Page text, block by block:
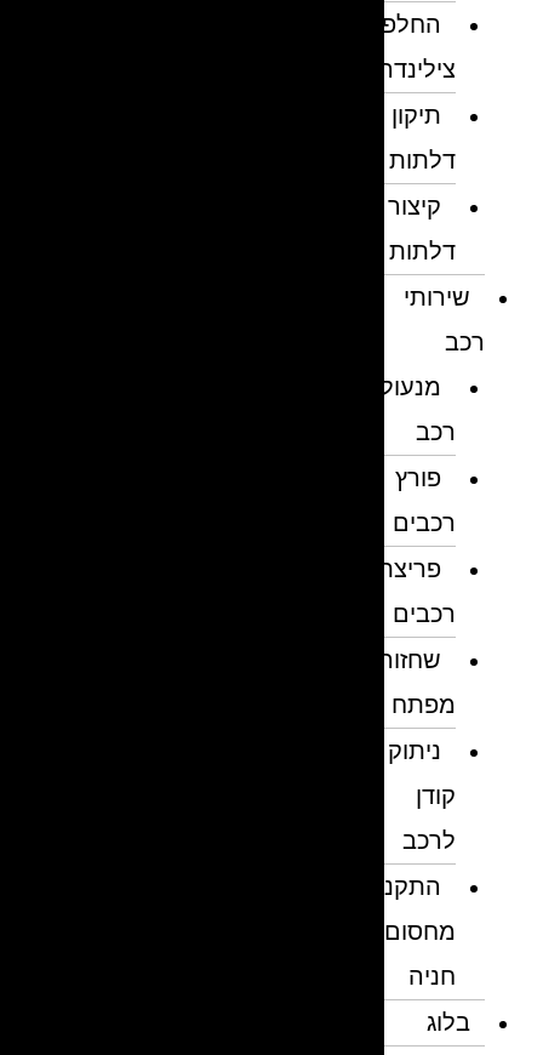
החלפת
צילינדרים
תיקון
דלתות
קיצור
דלתות
שירותי
מנעולן
פורץ
רכבים
פריצת
רכבים
שחזור
מפתח
ניתוק
לרכב
התקנת
מחסום
חניה
בלוג